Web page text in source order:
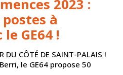
2023 :
à
GE64 !
DU CÔTÉ DE SAINT-PALAIS !
le GE64 propose 50